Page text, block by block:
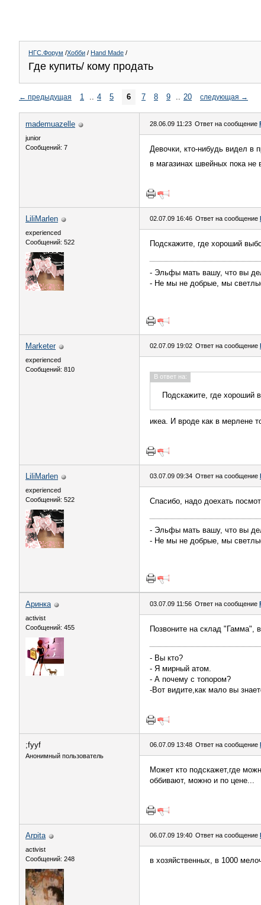
НГС.Форум /Хобби / Hand Made /
Где купить/ кому продать
← предыдущая 1 .. 4 5 6 7 8 9 .. 20 следующая →
mademuazelle
junior
Сообщений: 7
28.06.09 11:23 Ответ на сообщение
Девочки, кто-нибудь видел
в магазинах швейных пока не
LiliMarlen
experienced
Сообщений: 522
02.07.09 16:46 Ответ на сообщение
Подскажите, где хороший
- Эльфы мать вашу, что вы
- Не мы не добрые, мы
Marketer
experienced
Сообщений: 810
02.07.09 19:02 Ответ на сообщение
В ответ на:
Подскажите, где хороший
икеа. И вроде как в мерлене
LiliMarlen
experienced
Сообщений: 522
03.07.09 09:34 Ответ на сообщение
Спасибо, надо доехать
- Эльфы мать вашу, что вы
- Не мы не добрые, мы
Аринка
activist
Сообщений: 455
03.07.09 11:56 Ответ на сообщение
Позвоните на склад "Гамма",
- Вы кто?
- Я мирный атом.
- А почему с топором?
-Вот видите,как мало вы
;fyyf
Анонимный пользователь
06.07.09 13:48 Ответ на сообщение
Может кто подскажет,где
оббивают, можно и по цене...
Arpita
activist
Сообщений: 248
06.07.09 19:40 Ответ на сообщение
в хозяйственных, в 1000